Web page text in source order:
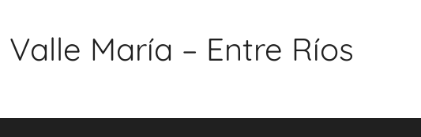
María – Entre Ríos